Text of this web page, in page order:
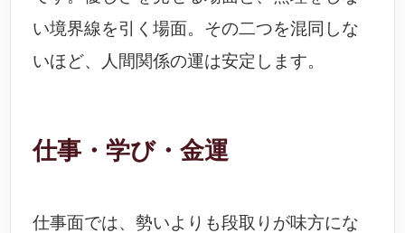
い境界線を引く場面。その二つを混同しな
いほど、人間関係の運は安定します。
仕事・学び・金運
仕事面では、勢いよりも段取りが味方にな